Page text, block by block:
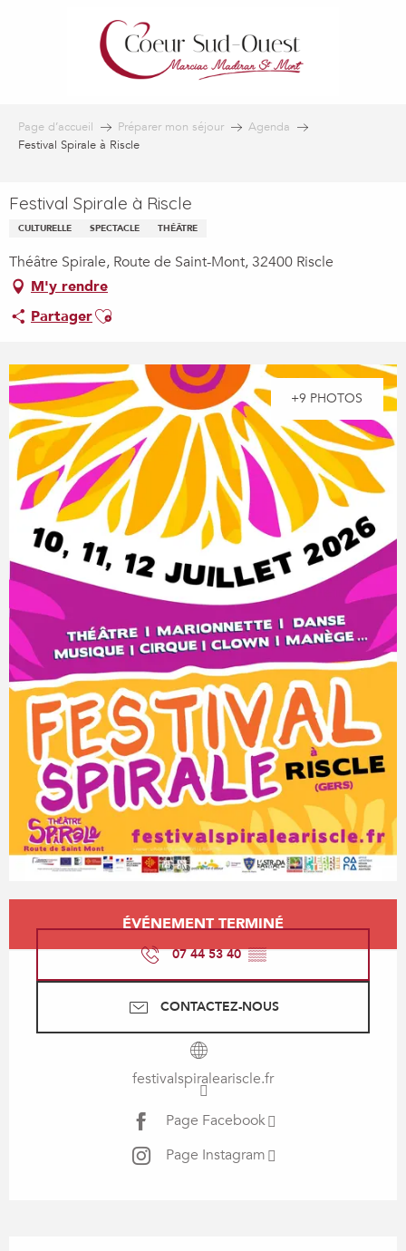
Page d’accueil Préparer mon séjour
Agenda
Festival Spirale à Riscle
Festival Spirale à Riscle
CULTURELLE SPECTACLE THÉÂTRE
Théâtre Spirale, Route de Saint-Mont, 32400 Riscle
M'y rendre
PartagerAjouter aux favoris
+9 PHOTOS
Ouverture et coordonnées
ÉVÉNEMENT TERMINÉ
07 44 53 40▒▒
CONTACTEZ-NOUS
festivalspiraleariscle.fr
Page Facebook
Page Instagram